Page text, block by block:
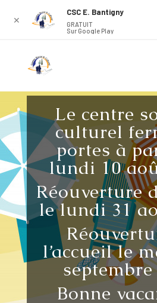
Le centre
culturel
portes à
lundi 10
Réouverture
le lundi 31
l’accueil le
septembre
Bonne
✕
CSC E. Bantigny
GRATUIT
Sur Google Play